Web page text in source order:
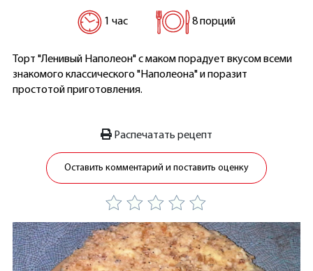
1 час 8 порций
Торт "Ленивый Наполеон" с маком порадует вкусом всеми
знакомого классического "Наполеона" и поразит
простотой приготовления.
Распечатать рецепт
Оставить комментарий и поставить оценку